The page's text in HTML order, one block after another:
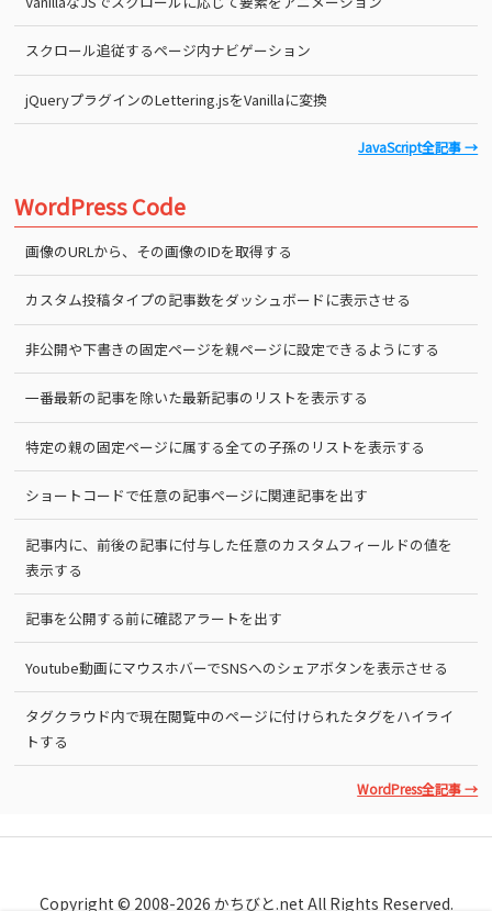
スクロール追従するページ内ナビゲーション
jQueryプラグインのLettering.jsをVanillaに変換
JavaScript全記事 →
WordPress Code
画像のURLから、その画像のIDを取得する
カスタム投稿タイプの記事数をダッシュボードに表示させる
非公開や下書きの固定ページを親ページに設定できるようにする
一番最新の記事を除いた最新記事のリストを表示する
特定の親の固定ページに属する全ての子孫のリストを表示する
ショートコードで任意の記事ページに関連記事を出す
記事内に、前後の記事に付与した任意のカスタムフィールドの値を
表示する
記事を公開する前に確認アラートを出す
Youtube動画にマウスホバーでSNSへのシェアボタンを表示させる
タグクラウド内で現在閲覧中のページに付けられたタグをハイライ
トする
WordPress全記事 →
Copyright © 2008-2026 かちびと.net All Rights Reserved.